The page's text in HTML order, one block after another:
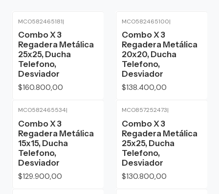
MCO582465181|
Combo X 3
Regadera Metálica
25x25, Ducha
Telefono,
Desviador
$160.800,00
MCO582465100|
Combo X 3
Regadera Metálica
20x20, Ducha
Telefono,
Desviador
$138.400,00
MCO582465534|
Combo X 3
Regadera Metálica
15x15, Ducha
Telefono,
Desviador
$129.900,00
MCO857252473|
Combo X 3
Regadera Metálica
25x25, Ducha
Telefono,
Desviador
$130.800,00